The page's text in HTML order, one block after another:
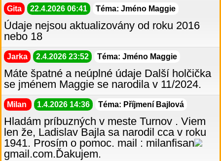
Gita 22.4.2026 06:41 Téma: Jméno Maggie
Údaje nejsou aktualizovány od roku 2016
nebo 18
Jarka 2.4.2026 23:52 Téma: Jméno Maggie
Máte špatné a neúplné údaje Další holčička
se jménem Maggie se narodila v 11/2024.
Milan 1.4.2026 14:36 Téma: Příjmení Bajlová
Hladám príbuzných v meste Turnov . Viem
len že, Ladislav Bajla sa narodil cca v roku
1941. Prosím o pomoc. mail : milanfisan
gmail.com.Ďakujem.